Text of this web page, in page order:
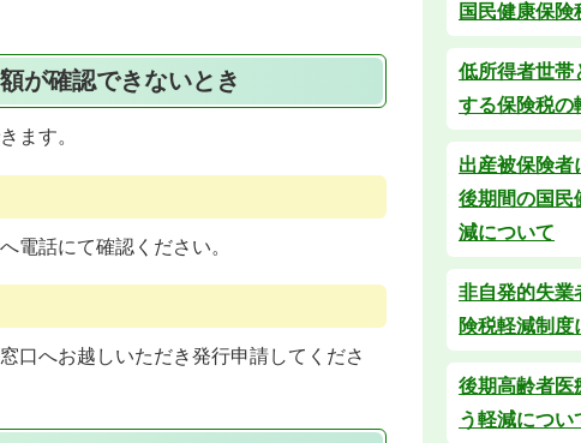
が確認できないとき
ます。
電話にて確認ください。
口へお越しいただき発行申請してくださ
国民健康保険
低所得者世帯
する保険税の
出産被保険者
後期間の国民
減について
非自発的失業
険税軽減制度
後期高齢者医
う軽減につい